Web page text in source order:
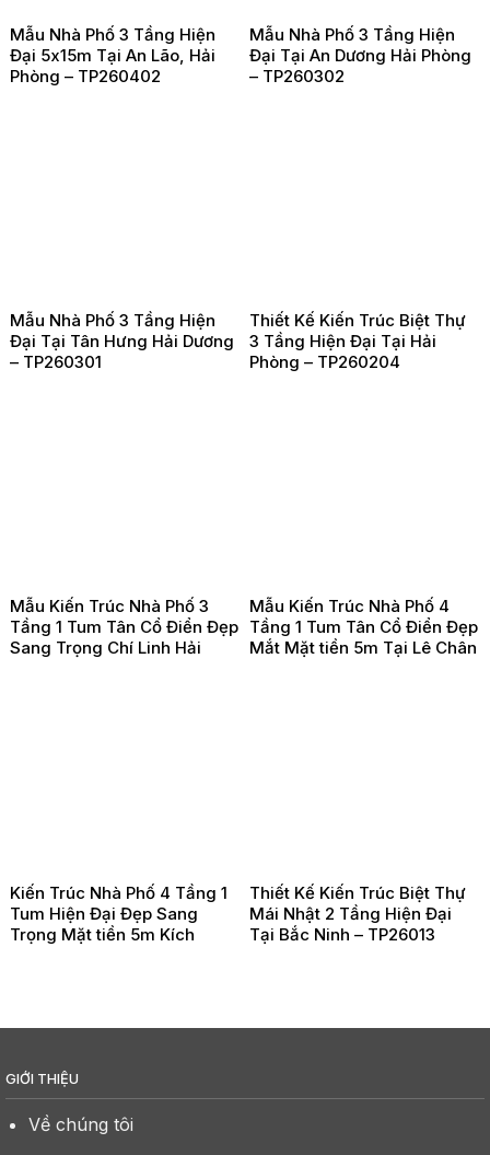
Mẫu Nhà Phố 3 Tầng Hiện
Đại 5x15m Tại An Lão, Hải
Phòng – TP260402
Mẫu Nhà Phố 3 Tầng Hiện
Đại Tại An Dương Hải Phòng
– TP260302
Mẫu Nhà Phố 3 Tầng Hiện
Đại Tại Tân Hưng Hải Dương
– TP260301
Thiết Kế Kiến Trúc Biệt Thự
3 Tầng Hiện Đại Tại Hải
Phòng – TP260204
Mẫu Kiến Trúc Nhà Phố 3
Tầng 1 Tum Tân Cổ Điển Đẹp
Sang Trọng Chí Linh Hải
Mẫu Kiến Trúc Nhà Phố 4
Tầng 1 Tum Tân Cổ Điển Đẹp
Mắt Mặt tiền 5m Tại Lê Chân
Kiến Trúc Nhà Phố 4 Tầng 1
Tum Hiện Đại Đẹp Sang
Trọng Mặt tiền 5m Kích
Thiết Kế Kiến Trúc Biệt Thự
Mái Nhật 2 Tầng Hiện Đại
Tại Bắc Ninh – TP26013
GIỚI THIỆU
Về chúng tôi